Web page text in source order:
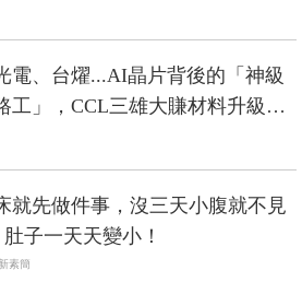
電、台燿...AI晶片背後的「神級
工」，CCL三雄大賺材料升級趨
就先做件事，沒三天小腹就不見
子一天天變小！
素簡